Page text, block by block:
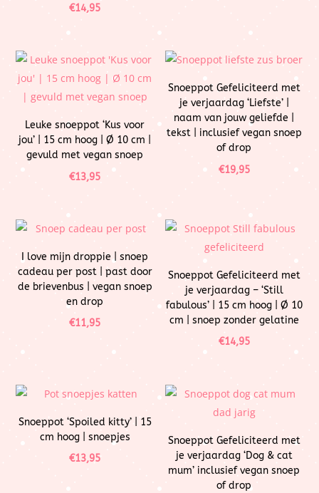
€14,95
Leuke snoeppot ‘Kus voor
jou’ | 15 cm hoog | Ø 10 cm |
gevuld met vegan snoep
€13,95
Snoeppot Gefeliciteerd met
je verjaardag ‘Liefste’ |
naam van jouw geliefde |
tekst | inclusief vegan snoep
of drop
€19,95
I love mijn droppie | snoep
cadeau per post | past door
de brievenbus | vegan snoep
en drop
€11,95
Snoeppot Gefeliciteerd met
je verjaardag – ‘Still
fabulous’ | 15 cm hoog | Ø 10
cm | snoep zonder gelatine
€14,95
Snoeppot ‘Spoiled kitty’ | 15
cm hoog | snoepjes
€13,95
Snoeppot Gefeliciteerd met
je verjaardag ‘Dog & cat
mum’ inclusief vegan snoep
of drop